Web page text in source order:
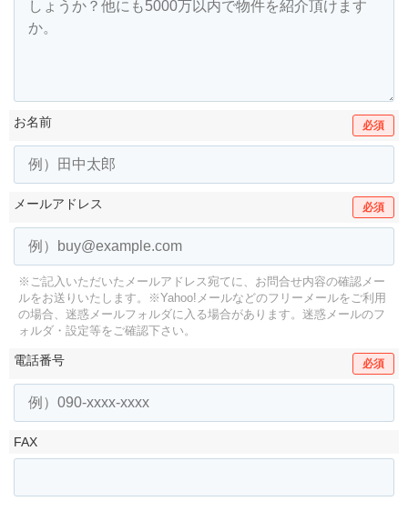
お名前 必須
メールアドレス 必須
※ご記入いただいたメールアドレス宛てに、お問合せ内容の確認メー
ルをお送りいたします。
※Yahoo!メールなどのフリーメールをご利用
の場合、迷惑メールフォルダに入る場合があります。 迷惑メールのフ
ォルダ・設定等をご確認下さい。
電話番号 必須
FAX